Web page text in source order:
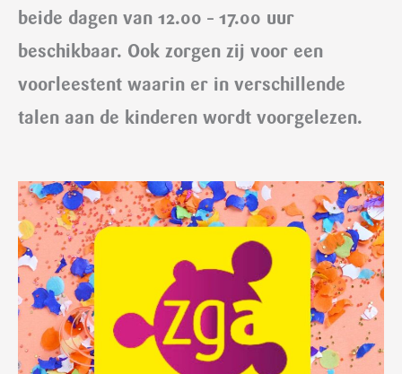
beide dagen van 12.00 – 17.00 uur
beschikbaar. Ook zorgen zij voor een
voorleestent waarin er in verschillende
talen aan de kinderen wordt voorgelezen.